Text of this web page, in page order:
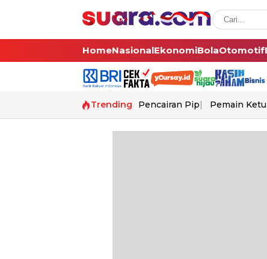
HomeNasionalEkonomiBolaOtomotif
Trending Pencairan Pip Pemain